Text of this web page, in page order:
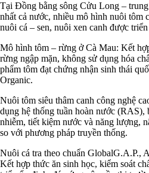
Tại Đồng bằng sông Cửu Long –
nhất cả nước, nhiều mô hình nuôi tôm
nuôi cá – sen, nuôi xen canh được
Mô hình tôm – rừng ở Cà Mau: Kết
rừng ngập mặn, không sử dụng hóa
phẩm tôm đạt chứng nhận sinh thái
Organic.
Nuôi tôm siêu thâm canh công nghệ
dụng hệ thống tuần hoàn nước
nhiễm, tiết kiệm nước và năng lượng,
so với phương pháp truyền thống.
Nuôi cá tra theo chuẩn GlobalG.A.P.,
Kết hợp thức ăn sinh học, kiểm soát